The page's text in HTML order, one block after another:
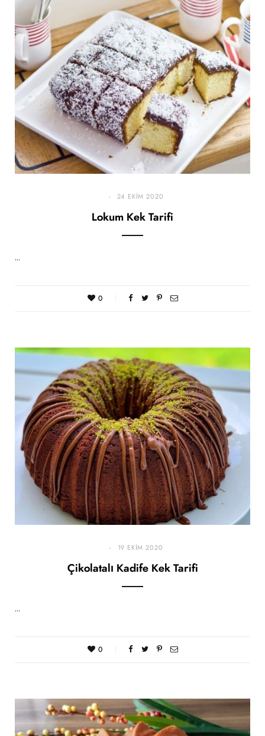
24 EKIM 2020
Lokum Kek Tarifi
…
0
19 EKIM 2020
Çikolatalı Kadife Kek Tarifi
…
0